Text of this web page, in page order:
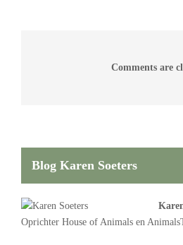
Comments are
Blog Karen Soeters
Oprichter House of Animals en